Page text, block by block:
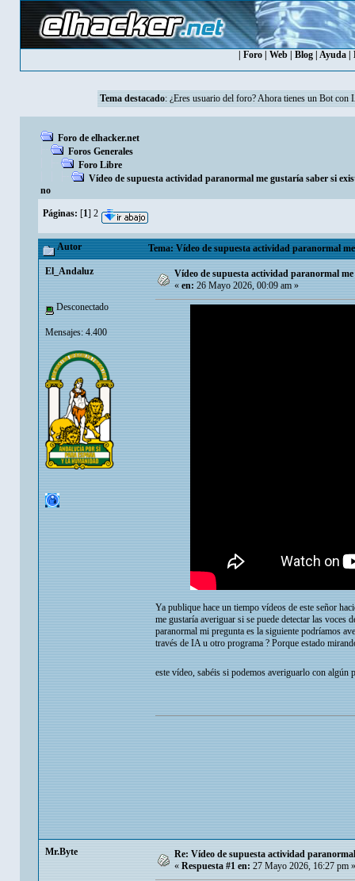
Foro Web Blog Ayuda
Tema destacado: ¿Eres usuario del foro? Ahora tienes un Bot con
Foro de elhacker.net
Foros Generales
Foro Libre
Vídeo de supuesta actividad paranormal me gustaría saber si
no
Páginas: [1] 2
Autor Tema: Vídeo de supuesta actividad paranormal
El_Andaluz
Desconectado
Mensajes: 4.400
Vídeo de supuesta actividad paranormal me
«en:26 Mayo 2026, 00:09 am »
Ya publique hace un tiempo vídeos de este señor
me gustaría averiguar si se puede detectar las voces
paranormal mi pregunta es la siguiente podríamos
través de IA u otro programa ? Porque estado
este vídeo, sabéis si podemos averiguarlo con
Mr.Byte
Re: Vídeo de supuesta actividad
« Respuesta #1 en: 27 Mayo 2026, 16:27 pm »